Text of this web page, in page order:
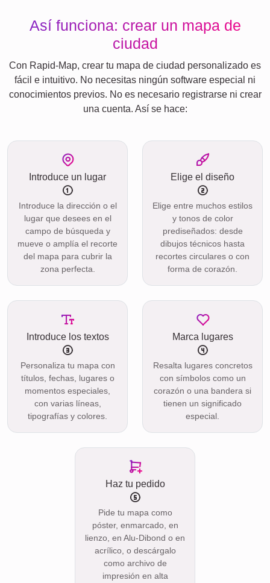
Así funciona: crear un mapa de
ciudad
Con Rapid-Map, crear tu mapa de ciudad personalizado es
fácil e intuitivo. No necesitas ningún software especial ni
conocimientos previos. No es necesario registrarse ni crear
una cuenta. Así se hace:
Introduce un lugar
Introduce la dirección o el
lugar que desees en el
campo de búsqueda y
mueve o amplía el recorte
del mapa para cubrir la
zona perfecta.
Elige el diseño
Elige entre muchos estilos
y tonos de color
prediseñados: desde
dibujos técnicos hasta
recortes circulares o con
forma de corazón.
Introduce los textos
Personaliza tu mapa con
títulos, fechas, lugares o
momentos especiales,
con varias líneas,
tipografías y colores.
Marca lugares
Resalta lugares concretos
con símbolos como un
corazón o una bandera si
tienen un significado
especial.
Haz tu pedido
Pide tu mapa como
póster, enmarcado, en
lienzo, en Alu-Dibond o en
acrílico, o descárgalo
como archivo de
impresión en alta